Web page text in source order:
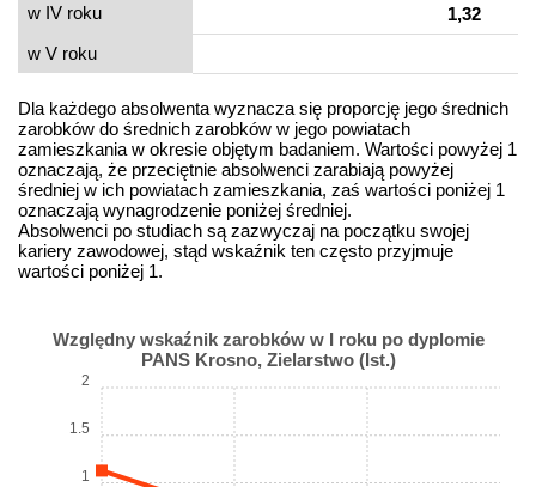
w IV roku
1,32
w V roku
Dla każdego absolwenta wyznacza się proporcję jego średnich
zarobków do średnich zarobków w jego powiatach
zamieszkania w okresie objętym badaniem. Wartości powyżej 1
oznaczają, że przeciętnie absolwenci zarabiają powyżej
średniej w ich powiatach zamieszkania, zaś wartości poniżej 1
oznaczają wynagrodzenie poniżej średniej.
Absolwenci po studiach są zazwyczaj na początku swojej
kariery zawodowej, stąd wskaźnik ten często przyjmuje
wartości poniżej 1.
Względny wskaźnik zarobków w I roku po dyplomie
PANS Krosno, Zielarstwo (Ist.)
1
1.5
2